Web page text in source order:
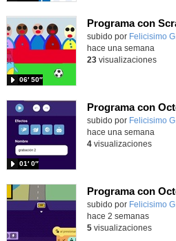
Contenido educativo.
subido por Felicisimo G.
06′ 50″
hace una semana
23visualizaciones
Contenido educativo.
subido por Felicisimo G.
01′ 0″
hace una semana
4visualizaciones
Contenido educativo.
subido por Felicisimo G.
hace 2 semanas
5visualizaciones